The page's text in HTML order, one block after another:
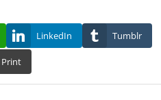
LinkedIn Tumblr
Print